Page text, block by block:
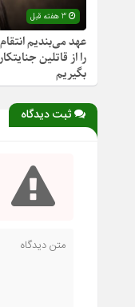
3 هفته قبل
عهد می‌بندیم
را از قاتلین
بگیریم
ثبت دیدگاه